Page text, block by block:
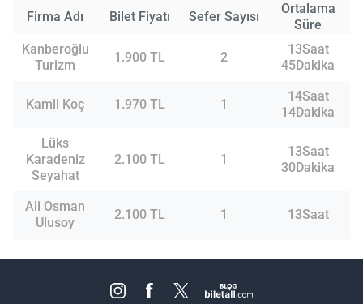
Firma Adı Bilet Fiyatı Sefer Sayısı
Ortalama
Süre
Kanberoğlu
Turizm
1.900 TL 2
13Saat
45Dakika
Kamil Koç 1.970 TL 1
14Saat
14Dakika
Lüks
Karadeniz
Seyahat
2.100 TL 1
13Saat
30Dakika
Ali Osman
Ulusoy
2.100 TL 1 13Saat